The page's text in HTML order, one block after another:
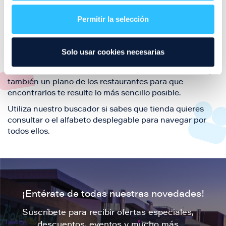
Permitir la selección
Solo usar cookies necesarias
también de nuestra oferta de ocio y shopping durante
tu visita.
El este directorio de restaurantes de Puerto Venecia
también un plano de los restaurantes para que
encontrarlos te resulte lo más sencillo posible.
Utiliza nuestro buscador si sabes que tienda quieres
consultar o el alfabeto desplegable para navegar por
todos ellos.
¡Entérate de todas nuestras novedades!
Suscríbete para recibir ofertas especiales,